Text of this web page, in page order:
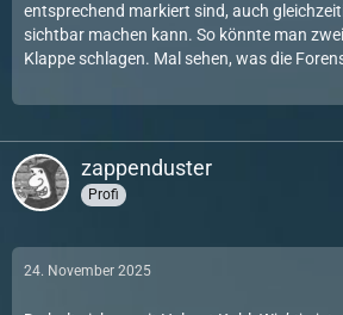
entsprechend markiert sind, auch
sichtbar machen kann. So könnte man
Klappe schlagen. Mal sehen, was die
zappenduster
Profi
24. November 2025